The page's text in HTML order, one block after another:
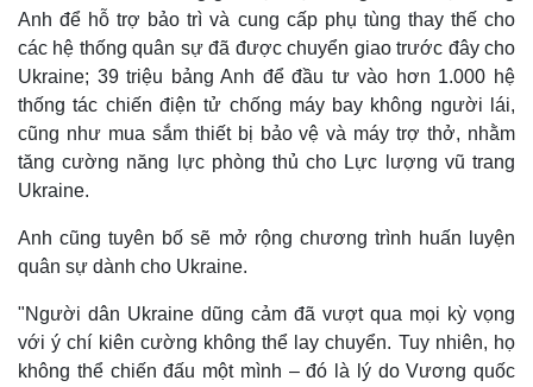
Cuộc sống đó đây
Hồ sơ
Ảnh
E-Magazine
Infographic
Anh để hỗ trợ bảo trì và cung cấp phụ tùng thay thế cho
các hệ thống quân sự đã được chuyển giao trước đây cho
Ukraine; 39 triệu bảng Anh để đầu tư vào hơn 1.000 hệ
thống tác chiến điện tử chống máy bay không người lái,
cũng như mua sắm thiết bị bảo vệ và máy trợ thở, nhằm
tăng cường năng lực phòng thủ cho Lực lượng vũ trang
Ukraine.
Anh cũng tuyên bố sẽ mở rộng chương trình huấn luyện
quân sự dành cho Ukraine.
"Người dân Ukraine dũng cảm đã vượt qua mọi kỳ vọng
với ý chí kiên cường không thể lay chuyển. Tuy nhiên, họ
không thể chiến đấu một mình – đó là lý do Vương quốc